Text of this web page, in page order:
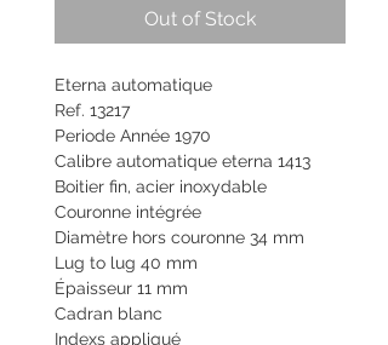
Out of Stock
Eterna automatique
Ref. 13217
Periode Année 1970
Calibre automatique eterna 1413
Boitier fin, acier inoxydable
Couronne intégrée
Diamètre hors couronne 34 mm
Lug to lug 40 mm
Épaisseur 11 mm
Cadran blanc
Indexs appliqué